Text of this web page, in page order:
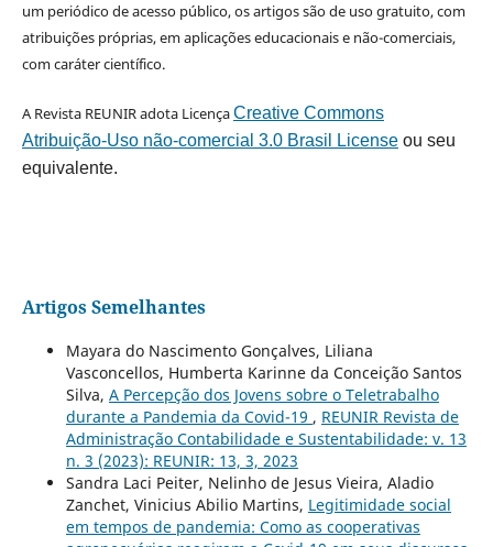
um periódico de acesso público, os artigos são de uso gratuito, com
atribuições próprias, em aplicações educacionais e não-comerciais,
com caráter científico.
A Revista REUNIR adota LicençaCreative Commons
Atribuição-Uso não-comercial 3.0 Brasil Licenseou seu
equivalente.
Artigos Semelhantes
Mayara do Nascimento Gonçalves, Liliana
Vasconcellos, Humberta Karinne da Conceição Santos
Silva, A Percepção dos Jovens sobre o Teletrabalho
durante a Pandemia da Covid-19 , REUNIR Revista de
Administração Contabilidade e Sustentabilidade: v. 13
n. 3 (2023): REUNIR: 13, 3, 2023
Sandra Laci Peiter, Nelinho de Jesus Vieira, Aladio
Zanchet, Vinicius Abilio Martins, Legitimidade social
em tempos de pandemia: Como as cooperativas